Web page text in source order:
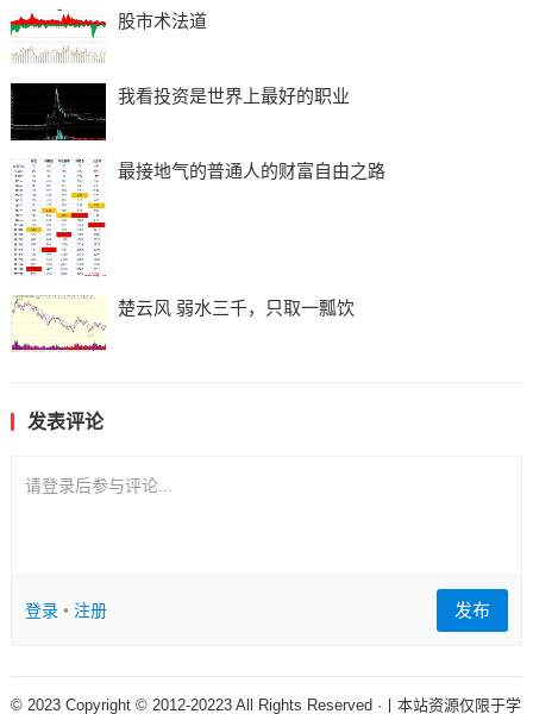
股市术法道
我看投资是世界上最好的职业
最接地气的普通人的财富自由之路
楚云风 弱水三千，只取一瓢饮
发表评论
请登录后参与评论...
登录• 注册 发布
© 2023 Copyright © 2012-20223 All Rights Reserved ·丨本站资源仅限于学